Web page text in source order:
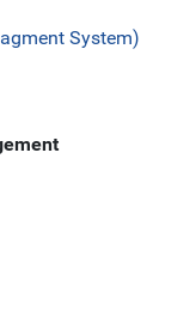
System)